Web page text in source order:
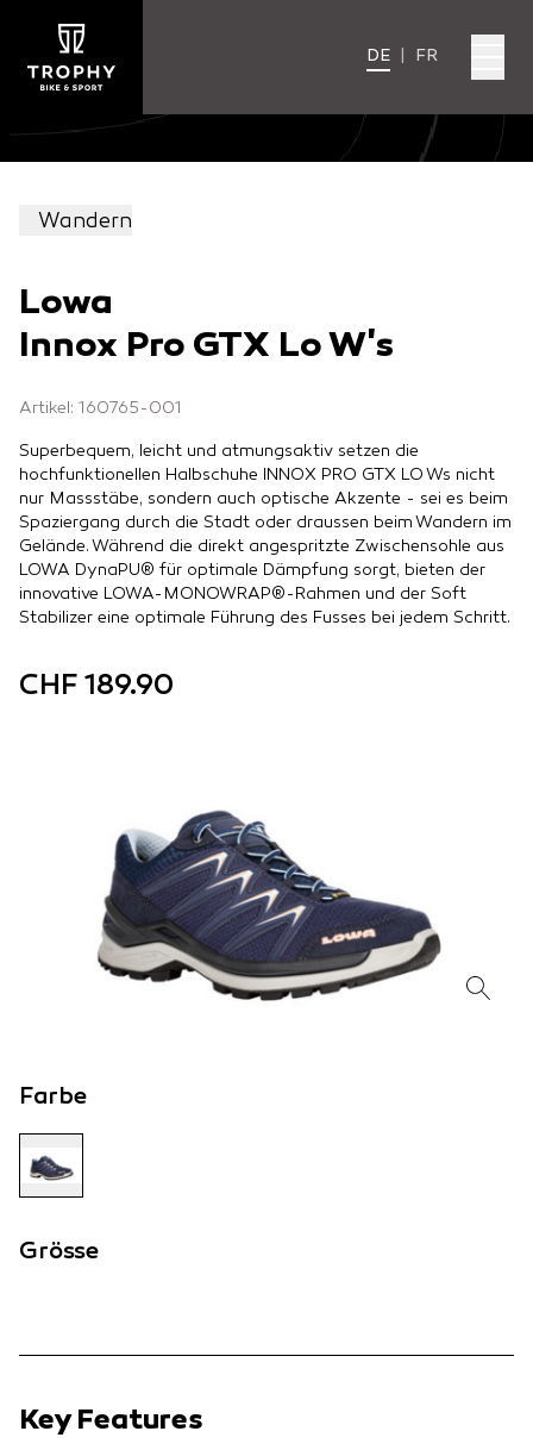
DE FR
Wandern
Lowa
Innox Pro GTX Lo W's
Artikel: 160765-001
Superbequem, leicht und atmungsaktiv setzen die
hochfunktionellen Halbschuhe INNOX PRO GTX LO Ws nicht
nur Massstäbe, sondern auch optische Akzente - sei es beim
Spaziergang durch die Stadt oder draussen beim Wandern im
Gelände. Während die direkt angespritzte Zwischensohle aus
LOWA DynaPU® für optimale Dämpfung sorgt, bieten der
innovative LOWA-MONOWRAP®-Rahmen und der Soft
Stabilizer eine optimale Führung des Fusses bei jedem Schritt.
CHF 189.90
Farbe
Grösse
Key Features